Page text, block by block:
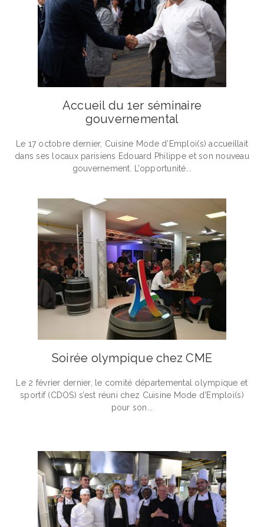
Accueil du 1er séminaire
gouvernemental
Le 17 octobre dernier, Cuisine Mode d’Emploi(s) accueillait
dans ses locaux parisiens Edouard Philippe et son nouveau
gouvernement. L’opportunité...
Soirée olympique chez CME
Le 2 février dernier, le comité départemental olympique et
sportif (CDOS) s’est réuni chez Cuisine Mode d’Emploi(s)
pour son...